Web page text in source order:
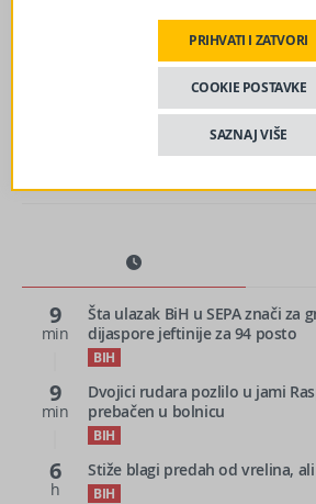
Uoči povratka Wizz Aira: Radnici
aerodroma Tuzla uputili pismo,
9
min
Šta ulazak BiH u SEPA znači za
dijaspore jeftinije za 94 posto
BIH
9
min
Dvojici rudara pozlilo u jami
prebačen u bolnicu
BIH
6
h
Stiže blagi predah od vrelina,
BIH
PRIHVATI I ZATVORI
COOKIE POSTAVKE
SAZNAJ VIŠE